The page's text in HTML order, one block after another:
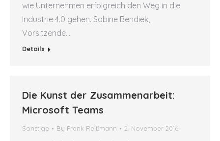
wie Unternehmen erfolgreich den Weg in die
Industrie 4.0 gehen. Sabine Bendiek,
Vorsitzende…
Details
Die Kunst der Zusammenarbeit:
Microsoft Teams
Sonstige By Frank Reißmann 2. November 2016